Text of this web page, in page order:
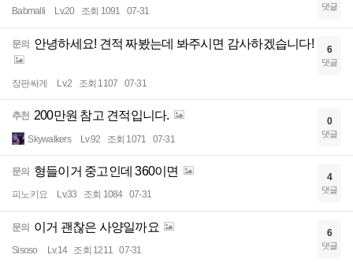
Babmalli Lv.20 조회 1091 07-31 댓글
문의 안녕하세요! 견적 짜봤는데 봐주시면 감사하겠습니다!
장판싸게 Lv.2 조회 1107 07-31
6
댓글
추천 200만원 참고 견적입니다.
Skywalkers Lv.92 조회 1071 07-31
0
댓글
문의 형들이거 중고인데 360이면
피노키요 Lv.33 조회 1084 07-31
4
댓글
문의 이거 괜찮은 사양일까요
Sisoso Lv.14 조회 1211 07-31
6
댓글